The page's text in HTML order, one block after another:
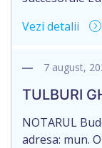
notific
notariale în
moștenitor
Vezi detalii
7 august,
TULBURI
NOTARUL
adresa: mun.